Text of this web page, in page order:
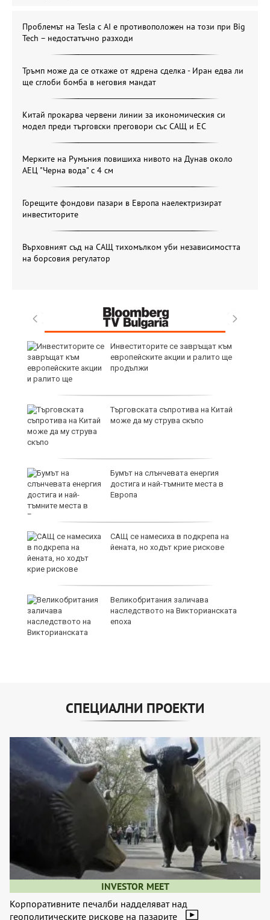
Проблемът на Tesla с AI е противоположен на този при Big
Tech – недостатъчно разходи
Тръмп може да се откаже от ядрена сделка - Иран едва ли
ще сглоби бомба в неговия мандат
Китай прокарва червени линии за икономическия си
модел преди търговски преговори със САЩ и ЕС
Мерките на Румъния повишиха нивото на Дунав около
АЕЦ "Черна вода" с 4 см
Горещите фондови пазари в Европа наелектризират
инвеститорите
Върховният съд на САЩ тихомълком уби независимостта
на борсовия регулатор
Инвеститорите се завръщат към
европейските акции и ралито ще
продължи
Търговската съпротива на Китай
може да му струва скъпо
Бумът на слънчевата енергия
достига и най-тъмните места в
Европа
САЩ се намесиха в подкрепа на
йената, но ходът крие рискове
Великобритания заличава
наследството на Викторианската
епоха
СПЕЦИАЛНИ ПРОЕКТИ
INVESTOR MEET
Корпоративните печалби надделяват над
геополитическите рискове на пазарите